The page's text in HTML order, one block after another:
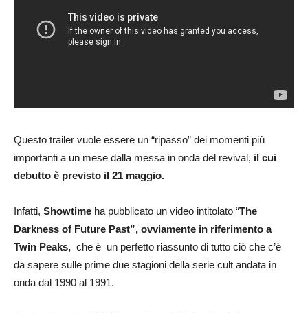
Questo trailer vuole essere un “ripasso” dei momenti più
importanti a un mese dalla messa in onda del revival, il cui
debutto è previsto il 21 maggio.
Infatti, Showtime ha pubblicato un video intitolato “The
Darkness of Future Past”, ovviamente in riferimento a
Twin Peaks, che è un perfetto riassunto di tutto ciò che c’è
da sapere sulle prime due stagioni della serie cult andata in
onda dal 1990 al 1991.